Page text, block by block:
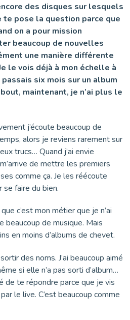
des disques sur lesquels
te pose la question parce que
on a pour mission
beaucoup de nouvelles
une manière différente
le vois déjà à mon échelle à
six mois sur un album
maintenant, je n’ai plus le
j’écoute beaucoup de
alors je reviens rarement sur
trucs… Quand j’ai envie
de mettre les premiers
comme ça. Je les réécoute
se faire du bien.
c’est mon métier que je n’ai
beaucoup de musique. Mais
en moins d’albums de chevet.
des noms. J’ai beaucoup aimé
si elle n’a pas sorti d’album…
de te répondre parce que je vis
le live. C’est beaucoup comme